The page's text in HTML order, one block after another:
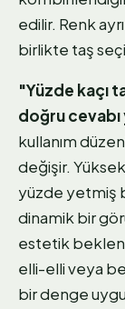
edilir. Renk
birlikte taş
"Yüzde kaçı
doğru
kullanım
değişir.
yüzde yetmiş
dinamik bir
estetik
elli-elli veya
bir denge